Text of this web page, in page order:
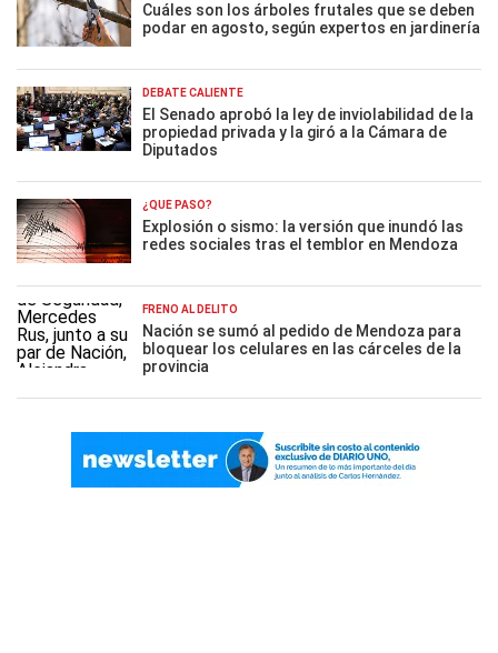
Cuáles son los árboles frutales que se deben
podar en agosto, según expertos en jardinería
DEBATE CALIENTE
El Senado aprobó la ley de inviolabilidad de la
propiedad privada y la giró a la Cámara de
Diputados
¿QUÉ PASÓ?
Explosión o sismo: la versión que inundó las
redes sociales tras el temblor en Mendoza
FRENO AL DELITO
Nación se sumó al pedido de Mendoza para
bloquear los celulares en las cárceles de la
provincia